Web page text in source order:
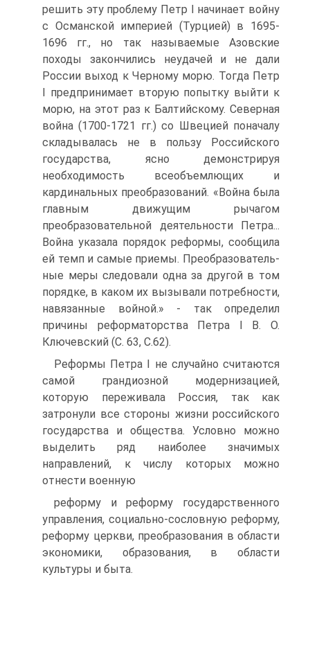
решить эту проблему Петр I начинает войну
с Османской им­перией (Турцией) в 1695-
1696 гг., но так называемые Азовские
походы за­кончились неудачей и не дали
России выход к Черному морю. Тогда Петр
I предпринимает вторую попытку выйти к
морю, на этот раз к Балтийскому. Северная
война (1700-1721 гг.) со Швецией поначалу
складывалась не в пользу Российского
государства, ясно демонстрируя
необходимость все­объемлющих и
кардинальных преобразований. «Война была
главным дви­жущим рычагом
преобразовательной деятельности Петра...
Война указала порядок реформы, сообщила
ей темп и самые приемы. Преобразователь­
ные меры следовали одна за другой в том
порядке, в каком их вызывали потребности,
навязанные войной.» - так определил
причины реформа­торства Петра I В. О.
Ключевский (С. 63, С.62).
Реформы Петра I не случайно считаются
самой грандиозной модер­низацией,
которую переживала Россия, так как
затронули все стороны жизни российского
государства и общества. Условно можно
выделить ряд наиболее значимых
направлений, к числу которых можно
отнести военную
реформу и реформу государственного
управления, социально-сословную реформу,
реформу церкви, преобразования в области
экономики, образо­вания, в области
культуры и быта.